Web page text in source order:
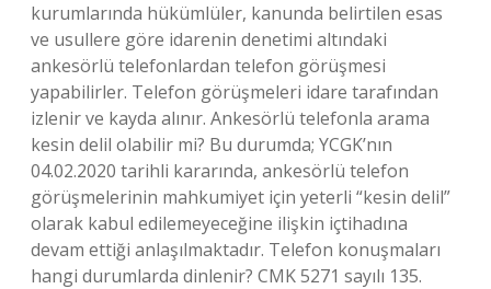
kurumlarında hükümlüler, kanunda belirtilen esas
ve usullere göre idarenin denetimi altındaki
ankesörlü telefonlardan telefon görüşmesi
yapabilirler. Telefon görüşmeleri idare tarafından
izlenir ve kayda alınır. Ankesörlü telefonla arama
kesin delil olabilir mi? Bu durumda; YCGK’nın
04.02.2020 tarihli kararında, ankesörlü telefon
görüşmelerinin mahkumiyet için yeterli “kesin delil”
olarak kabul edilemeyeceğine ilişkin içtihadına
devam ettiği anlaşılmaktadır. Telefon konuşmaları
hangi durumlarda dinlenir? CMK 5271 sayılı 135.